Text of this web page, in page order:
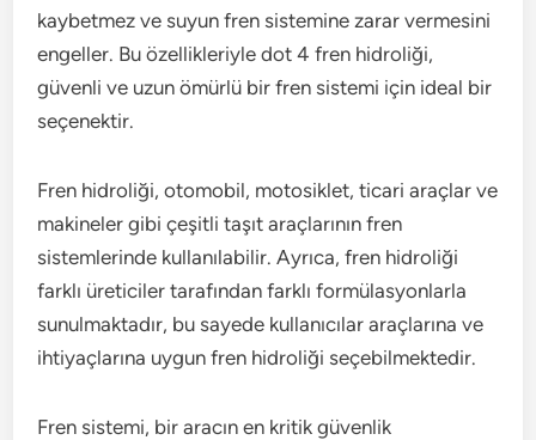
kaybetmez ve suyun fren sistemine zarar vermesini
engeller. Bu özellikleriyle dot 4 fren hidroliği,
güvenli ve uzun ömürlü bir fren sistemi için ideal bir
seçenektir.
Fren hidroliği, otomobil, motosiklet, ticari araçlar ve
makineler gibi çeşitli taşıt araçlarının fren
sistemlerinde kullanılabilir. Ayrıca, fren hidroliği
farklı üreticiler tarafından farklı formülasyonlarla
sunulmaktadır, bu sayede kullanıcılar araçlarına ve
ihtiyaçlarına uygun fren hidroliği seçebilmektedir.
Fren sistemi, bir aracın en kritik güvenlik